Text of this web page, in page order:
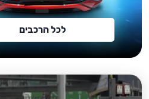
לכל הרכבים